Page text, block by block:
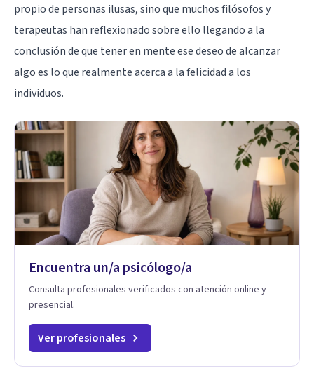
propio de personas ilusas, sino que muchos filósofos y
terapeutas han reflexionado sobre ello llegando a la
conclusión de que tener en mente ese deseo de alcanzar
algo es lo que realmente acerca a la felicidad a los
individuos.
Encuentra un/a psicólogo/a
Consulta profesionales verificados con atención online y
presencial.
Ver profesionales